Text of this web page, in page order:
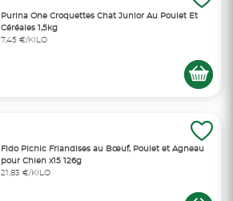
Purina One Croquettes Chat Junior Au Poulet Et
Céréales 1,5kg
7,45 €/KILO
Fido Picnic Friandises au Bœuf, Poulet et Agneau
pour Chien x15 126g
21,83 €/KILO